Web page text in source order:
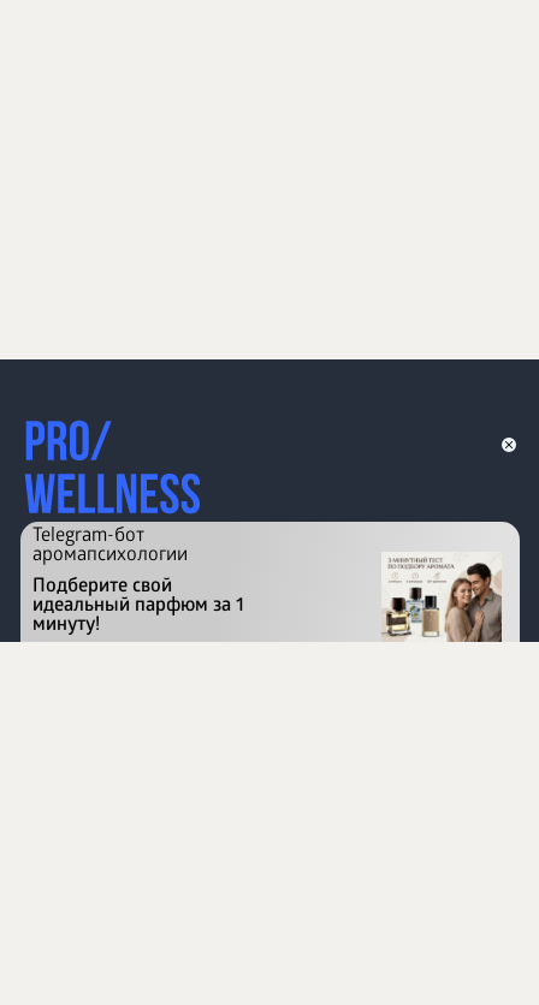
Перейти на сайт
Telegram-бот
аромапсихологии
Подберите свой
идеальный парфюм за 1
минуту!